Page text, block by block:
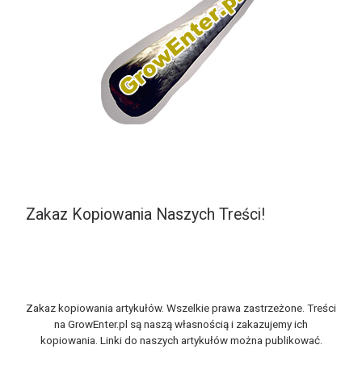
Zakaz Kopiowania Naszych Treści!
Zakaz kopiowania artykułów. Wszelkie prawa zastrzeżone. Treści
na GrowEnter.pl są naszą własnością i zakazujemy ich
kopiowania. Linki do naszych artykułów można publikować.